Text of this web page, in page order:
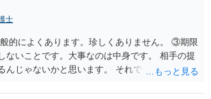
士
的によくあります。珍しくありません。 ③期限
ないことです。大事なのは中身です。 相手の提
んじゃないかと思います。 それでもあなた有利